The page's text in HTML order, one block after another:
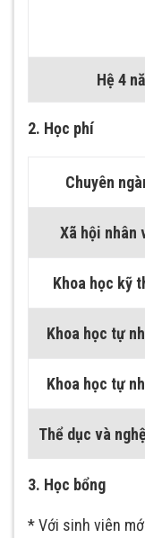
Hệ 4
2. Học phí
Chuyên
Xã hội nhân
Khoa học kỹ
Khoa học tự
Khoa học tự
Thể dục và
3. Học bổng
* Với sinh viên